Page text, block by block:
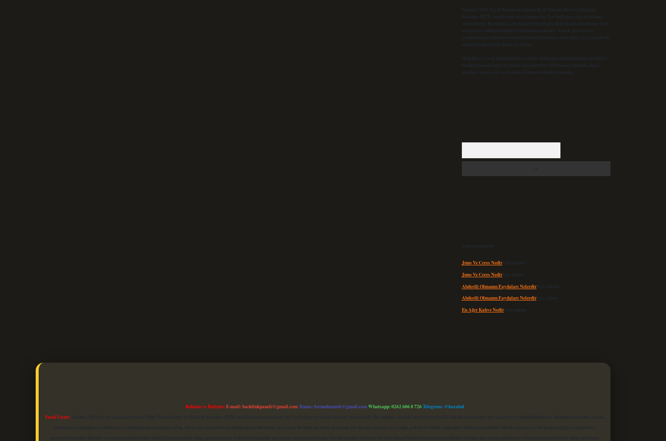
Sitemiz, 5651 Sayılı Kanun gereğince Bilgi Teknolojileri ve İletişim
Kurumu (BTK) tarafından onaylanmış bir Yer Sağlayıcı olarak hizmet
vermektedir. Bu nedenle, sitedeki içerikleri proaktif olarak denetleme veya
araştırma yükümlülüğümüz bulunmamaktadır. Ancak, üyelerimiz
yazdıkları içeriklerin sorumluluğunu taşımakta olup, siteye üye olarak bu
sorumluluğu kabul etmiş sayılırlar.
Hukuka ve yasal düzenlemelere aykırı olduğunu düşündüğünüz içerikleri,
backlinkpanelicomtr@gmail.com adresine bildirmeniz halinde, ilgili
içerikler yasal süre içerisinde sitemizden kaldırılacaktır.
Son yorumlar
Juno Ve Ceres Nediriçin admin
Juno Ve Ceres Nediriçin Altan
Abdestli Olmanın Faydaları Nelerdiriçin admin
Abdestli Olmanın Faydaları Nelerdiriçin Alper
En Ağır Kahve Nediriçin admin
Reklam ve İletişim:E-mail:backlinkpaneli@gmail.comTeams:forumhizmeti@gmail.comWhatsapp: 0262 606 0 726Telegram: @karabul
Yasal Uyarı:Sitemiz, 5651 Sayılı Kanun gereğince Bilgi Teknolojileri ve İletişim Kurumu (BTK) tarafından onaylanmış bir Yer Sağlayıcı olarak hizmet vermektedir. Bu nedenle, sitedeki içerikleri proaktif olarak denetleme veya araştırma yükümlülüğümüz bulunmamaktadır. Ancak,